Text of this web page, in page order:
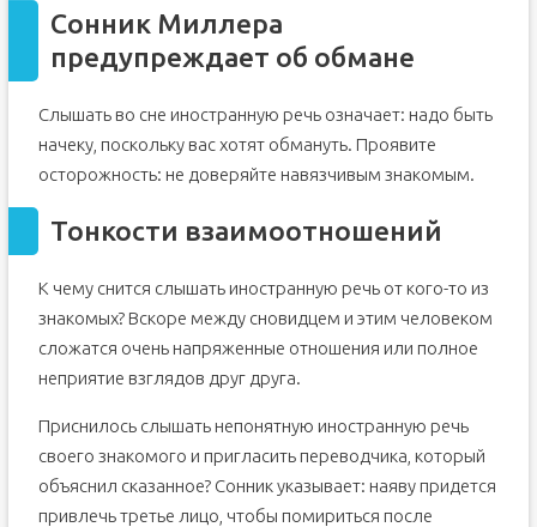
Сонник Миллера
предупреждает об обмане
Слышать во сне иностранную речь означает: надо быть
начеку, поскольку вас хотят обмануть. Проявите
осторожность: не доверяйте навязчивым знакомым.
Тонкости взаимоотношений
К чему снится слышать иностранную речь от кого-то из
знакомых? Вскоре между сновидцем и этим человеком
сложатся очень напряженные отношения или полное
неприятие взглядов друг друга.
Приснилось слышать непонятную иностранную речь
своего знакомого и пригласить переводчика, который
объяснил сказанное? Сонник указывает: наяву придется
привлечь третье лицо, чтобы помириться после